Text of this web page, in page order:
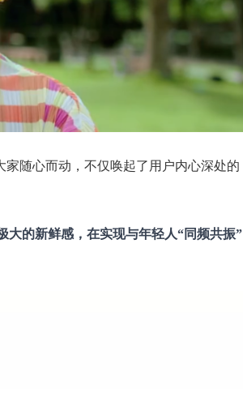
随心而动，不仅唤起了用户内心深处的
的新鲜感，在实现与年轻人“同频共振”